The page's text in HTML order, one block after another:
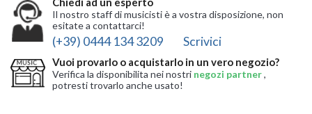
Il nostro staff di musicisti è a vostra disposizione, non
esitate a contattarci!
(+39) 0444 134 3209 Scrivici
Vuoi provarlo o acquistarlo in un vero negozio?
Verifica la disponibilita nei nostri negozi partner,
potresti trovarlo anche usato!